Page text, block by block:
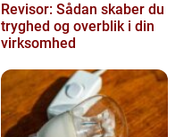
Revisor: Sådan skaber du
tryghed og overblik i din
virksomhed